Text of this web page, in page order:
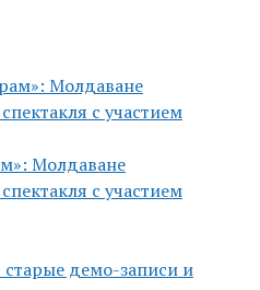
Молдаване
с участием